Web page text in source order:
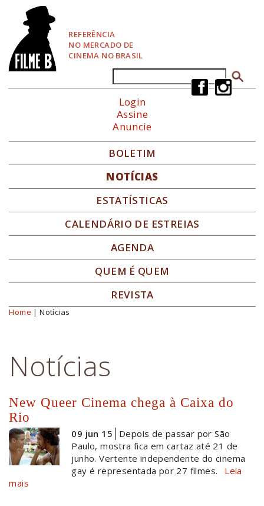
REFERÊNCIA
NO MERCADO DE
CINEMA NO BRASIL
Formulário de busca
Login
Assine
Anuncie
BOLETIM
NOTÍCIAS
ESTATÍSTICAS
CALENDÁRIO DE ESTREIAS
AGENDA
QUEM É QUEM
REVISTA
Você está aqui
Home | Notícias
Notícias
New Queer Cinema chega à Caixa do
Rio
09 jun 15
Depois de passar por São
Paulo, mostra fica em cartaz até 21 de
junho. Vertente independente do cinema
gay é representada por 27 filmes.
Leia
mais